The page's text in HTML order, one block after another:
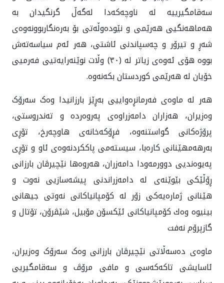
سەقامگیرییه‌ له ناوچه‌که‌دا له‌گه‌ڵ گرنگیدان به
هه‌ماهه‌نگيی هەرێمی و نێودەوڵەتی بۆ به‌ره‌نگاربوونه‌وه‌ی
شه‌ڕ و تیرۆر و چه‌سپاندنی ئاشتی، هه‌ر ئه‌م سیاسه‌ته‌ش
بووه هۆی ئه‌وه‌ی زیاتر لە (٣٠) وڵات نوێنەرایەتیی فەرميی
خۆیان لە هەرێمی کوردستان بكه‌نه‌وه‌.
هه‌ر له ماوه‌ی فه‌رمانڕه‌وایيی به‌ڕێز بارزانيدا وه‌ک سەرۆک
وەزیران، هەزاران دامەزراوەی پەروەردە و تەندروستی،
پرۆژەکانی گواستنەوە، فڕۆکەخانەی هاوچەرخ، تۆڕی
بەرهەمهێنانی کارەبا، سیستەمی پاککردنەوەی ئاو و تۆڕی
پەیوەنديی دوورمەودا دامه‌زران، هەروەها نێچیرڤان بارزانی
ڕۆڵێکی بێوێنەی لە دامەزراندنی پیشەسازيی نەوت و
هێنانی ژمارەیەکی زۆر لە کۆمپانیاکانی نەوتی جیهانی
بینیوە وه‌ك کۆمپانیاكانى ئێکسۆن مۆبیل، شێڤرۆن، تۆتال و
گازپرۆم نەفت
ماوه‌ی ده‌سه‌ڵاتی نێچیرڤان بارزانی وه‌ک سه‌رۆک وه‌زیران،
ئاسایشی تاکەکەسی و مافی مرۆڤ و سەقامگیريی